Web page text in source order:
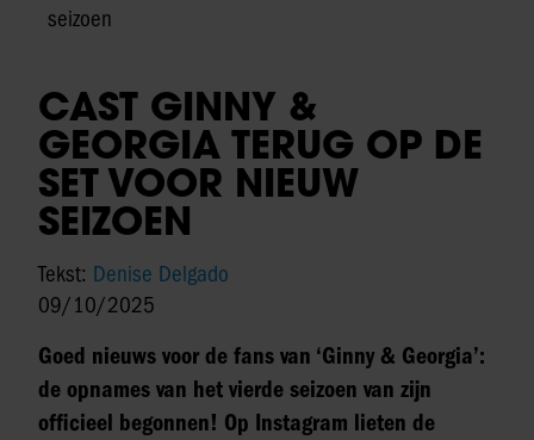
seizoen
CAST GINNY &
GEORGIA TERUG OP DE
SET VOOR NIEUW
SEIZOEN
Tekst: Denise Delgado
09/10/2025
Goed nieuws voor de fans van ‘Ginny & Georgia’:
de opnames van het vierde seizoen van zijn
officieel begonnen! Op Instagram lieten de